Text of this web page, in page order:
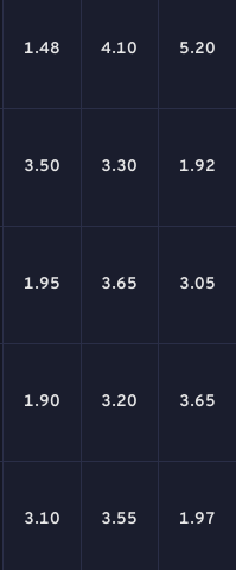
1.48 4.10 5.20
3.50 3.30 1.92
1.95 3.65 3.05
1.90 3.20 3.65
3.10 3.55 1.97